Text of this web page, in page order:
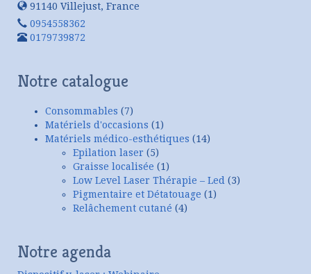
91140 Villejust, France
0954558362
0179739872
Notre catalogue
Consommables (7)
Matériels d'occasions (1)
Matériels médico-esthétiques (14)
Epilation laser (5)
Graisse localisée (1)
Low Level Laser Thérapie – Led (3)
Pigmentaire et Détatouage (1)
Relâchement cutané (4)
Notre agenda